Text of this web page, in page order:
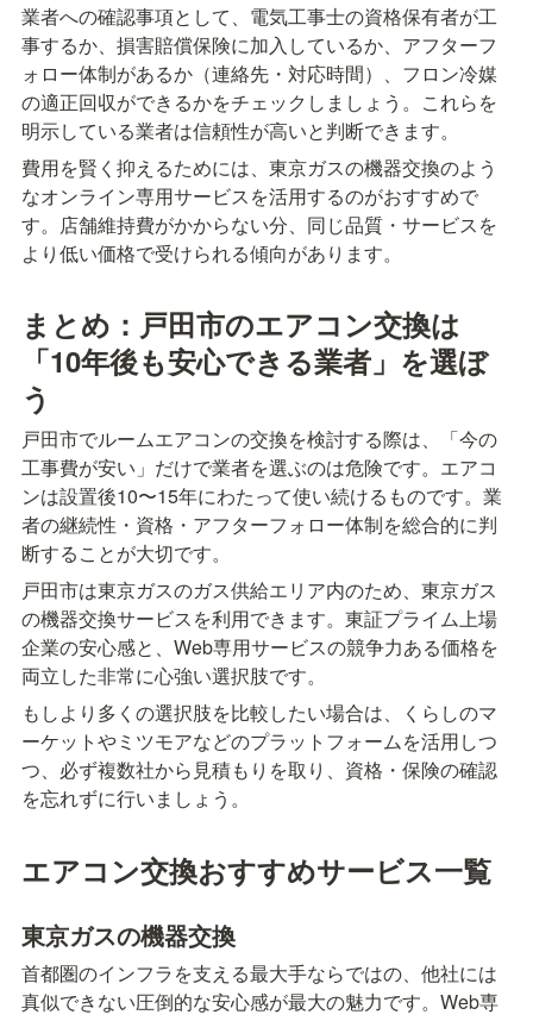
業者への確認事項として、電気工事士の資格保有者が工
事するか、損害賠償保険に加入しているか、アフターフ
ォロー体制があるか（連絡先・対応時間）、フロン冷媒
の適正回収ができるかをチェックしましょう。これらを
明示している業者は信頼性が高いと判断できます。
費用を賢く抑えるためには、東京ガスの機器交換のよう
なオンライン専用サービスを活用するのがおすすめで
す。店舗維持費がかからない分、同じ品質・サービスを
より低い価格で受けられる傾向があります。
まとめ：戸田市のエアコン交換は
「10年後も安心できる業者」を選ぼ
う
戸田市でルームエアコンの交換を検討する際は、「今の
工事費が安い」だけで業者を選ぶのは危険です。エアコ
ンは設置後10〜15年にわたって使い続けるものです。業
者の継続性・資格・アフターフォロー体制を総合的に判
断することが大切です。
戸田市は東京ガスのガス供給エリア内のため、東京ガス
の機器交換サービスを利用できます。東証プライム上場
企業の安心感と、Web専用サービスの競争力ある価格を
両立した非常に心強い選択肢です。
もしより多くの選択肢を比較したい場合は、くらしのマ
ーケットやミツモアなどのプラットフォームを活用しつ
つ、必ず複数社から見積もりを取り、資格・保険の確認
を忘れずに行いましょう。
エアコン交換おすすめサービス一覧
東京ガスの機器交換
首都圏のインフラを支える最大手ならではの、他社には
真似できない圧倒的な安心感が最大の魅力です。Web専